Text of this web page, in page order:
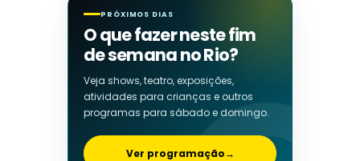
PRÓXIMOS DIAS
O que fazer neste fim
de semana no Rio?
Veja shows, teatro, exposições,
atividades para crianças e outros
programas para sábado e domingo.
Ver programação→